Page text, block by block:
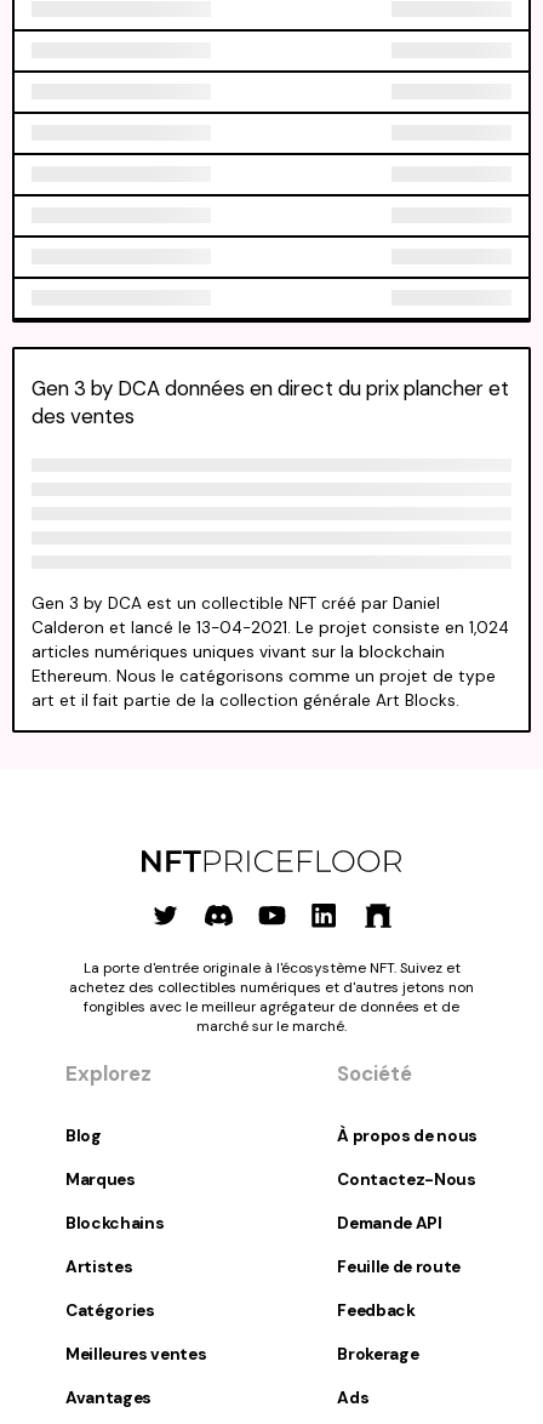
Gen 3 by DCA données en direct du prix plancher et
des ventes
Gen 3 by DCA est un collectible NFT créé par Daniel
Calderon et lancé le 13-04-2021. Le projet consiste en 1,024
articles numériques uniques vivant sur la blockchain
Ethereum. Nous le catégorisons comme un projet de type
art et il fait partie de la collection générale Art Blocks.
La porte d'entrée originale à l'écosystème NFT. Suivez et
achetez des collectibles numériques et d'autres jetons non
fongibles avec le meilleur agrégateur de données et de
marché sur le marché.
Explorez
Blog
Marques
Blockchains
Artistes
Catégories
Meilleures ventes
Avantages
Société
À propos de nous
Contactez-Nous
Demande API
Feuille de route
Feedback
Brokerage
Ads